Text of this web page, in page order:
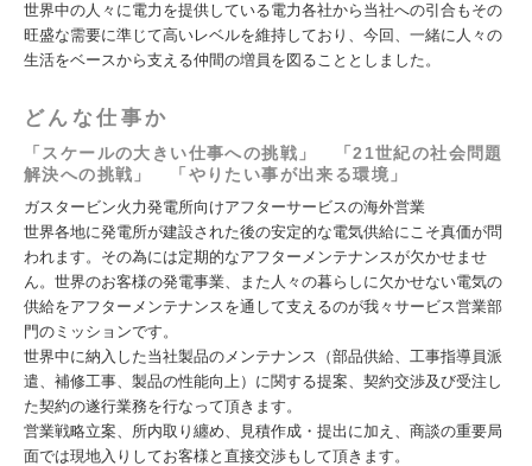
世界中の人々に電力を提供している電力各社から当社への引合もその
旺盛な需要に準じて高いレベルを維持しており、今回、一緒に人々の
生活をベースから支える仲間の増員を図ることとしました。
どんな仕事か
「スケールの大きい仕事への挑戦」 「21世紀の社会問題
解決への挑戦」 「やりたい事が出来る環境」
ガスタービン火力発電所向けアフターサービスの海外営業
世界各地に発電所が建設された後の安定的な電気供給にこそ真価が問
われます。その為には定期的なアフターメンテナンスが欠かせませ
ん。世界のお客様の発電事業、また人々の暮らしに欠かせない電気の
供給をアフターメンテナンスを通して支えるのが我々サービス営業部
門のミッションです。
世界中に納入した当社製品のメンテナンス（部品供給、工事指導員派
遣、補修工事、製品の性能向上）に関する提案、契約交渉及び受注し
た契約の遂行業務を行なって頂きます。
営業戦略立案、所内取り纏め、見積作成・提出に加え、商談の重要局
面では現地入りしてお客様と直接交渉もして頂きます。